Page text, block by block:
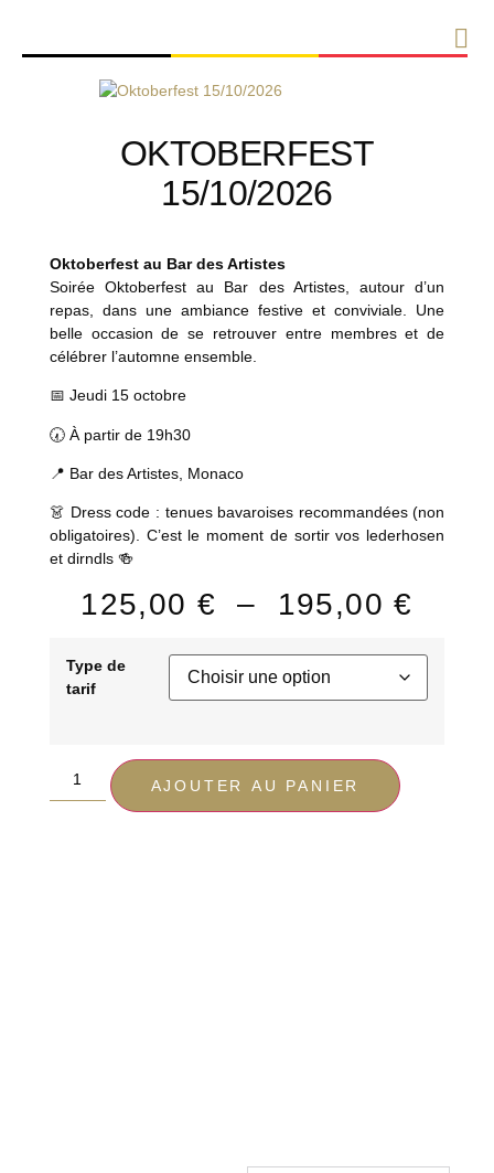
OKTOBERFEST
15/10/2026
Oktoberfest au Bar des Artistes
Soirée Oktoberfest au Bar des Artistes, autour d’un
repas, dans une ambiance festive et conviviale. Une
belle occasion de se retrouver entre membres et de
célébrer l’automne ensemble.
📅 Jeudi 15 octobre
🕢 À partir de 19h30
📍 Bar des Artistes, Monaco
👗 Dress code : tenues bavaroises recommandées (non
obligatoires). C’est le moment de sortir vos lederhosen
et dirndls 🍻
125,00€ – 195,00€
Type de
tarif
AJOUTER AU PANIER